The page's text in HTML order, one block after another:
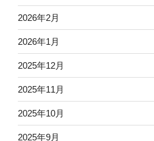
2026年2月
2026年1月
2025年12月
2025年11月
2025年10月
2025年9月